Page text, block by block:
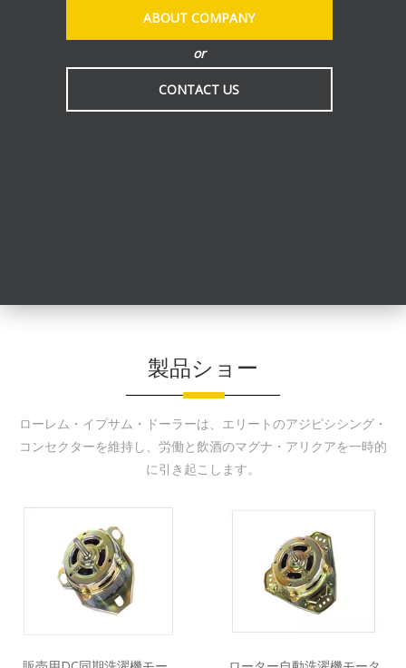
ABOUT COMPANY
or
CONTACT US
製品ショー
ローレム・イプサム・ドーラーは、エリートのアジピシシング・
コンセクターを維持し、労働と飲酒のマグナ・アリクアを一時的
に引き起こします。